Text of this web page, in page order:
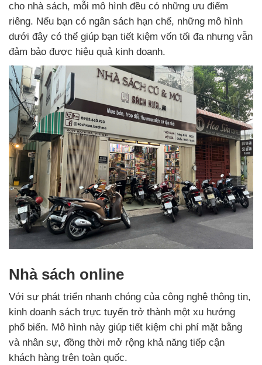
cho nhà sách, mỗi mô hình đều có những ưu điểm
riêng. Nếu bạn có ngân sách hạn chế, những mô hình
dưới đây có thể giúp bạn tiết kiệm vốn tối đa nhưng vẫn
đảm bảo được hiệu quả kinh doanh.
Nhà sách online
Với sự phát triển nhanh chóng của công nghệ thông tin,
kinh doanh sách trực tuyến trở thành một xu hướng
phổ biến. Mô hình này giúp tiết kiệm chi phí mặt bằng
và nhân sự, đồng thời mở rộng khả năng tiếp cận
khách hàng trên toàn quốc.